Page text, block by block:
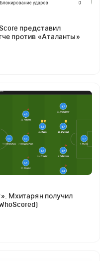
представил
против «Аталанты»
Мхитарян получил